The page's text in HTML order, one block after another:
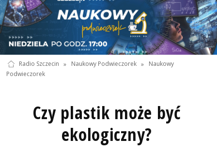
Radio Szczecin » Naukowy Podwieczorek »
Naukowy
Podwieczorek
Czy plastik może być
ekologiczny?